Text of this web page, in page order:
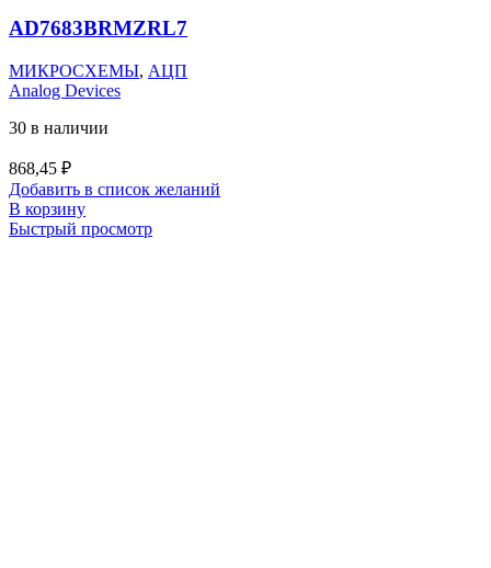
AD7683BRMZRL7
МИКРОСХЕМЫ, АЦП
Analog Devices
30 в наличии
868,45 ₽
Добавить в список желаний
В корзину
Быстрый просмотр